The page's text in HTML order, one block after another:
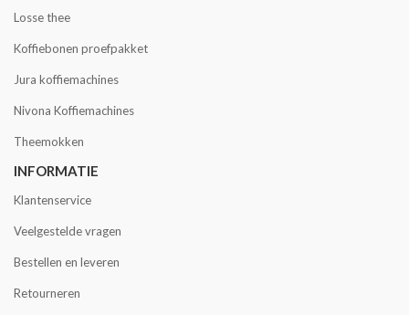
Losse thee
Koffiebonen proefpakket
Jura koffiemachines
Nivona Koffiemachines
Theemokken
INFORMATIE
Klantenservice
Veelgestelde vragen
Bestellen en leveren
Retourneren